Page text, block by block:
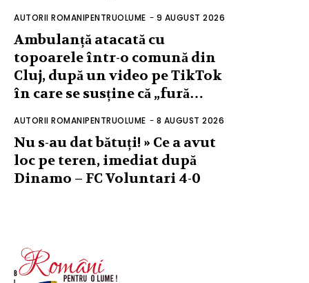
AUTORII ROMANIPENTRUOLUME - 9 AUGUST 2026
Ambulanță atacată cu
topoarele într-o comună din
Cluj, după un video pe TikTok
în care se susține că „fură…
AUTORII ROMANIPENTRUOLUME - 8 AUGUST 2026
Nu s-au dat bătuți! » Ce a avut
loc pe teren, imediat după
Dinamo – FC Voluntari 4-0